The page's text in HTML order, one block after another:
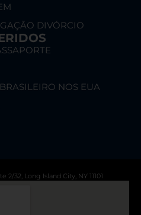
DIVÓRCIO
NOS EUA
2/32, Long Island City, NY 11101